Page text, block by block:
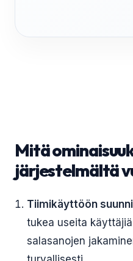
Mitä
järjestelmältä
Tiimikäyttöön
tukea useita
salasanojen